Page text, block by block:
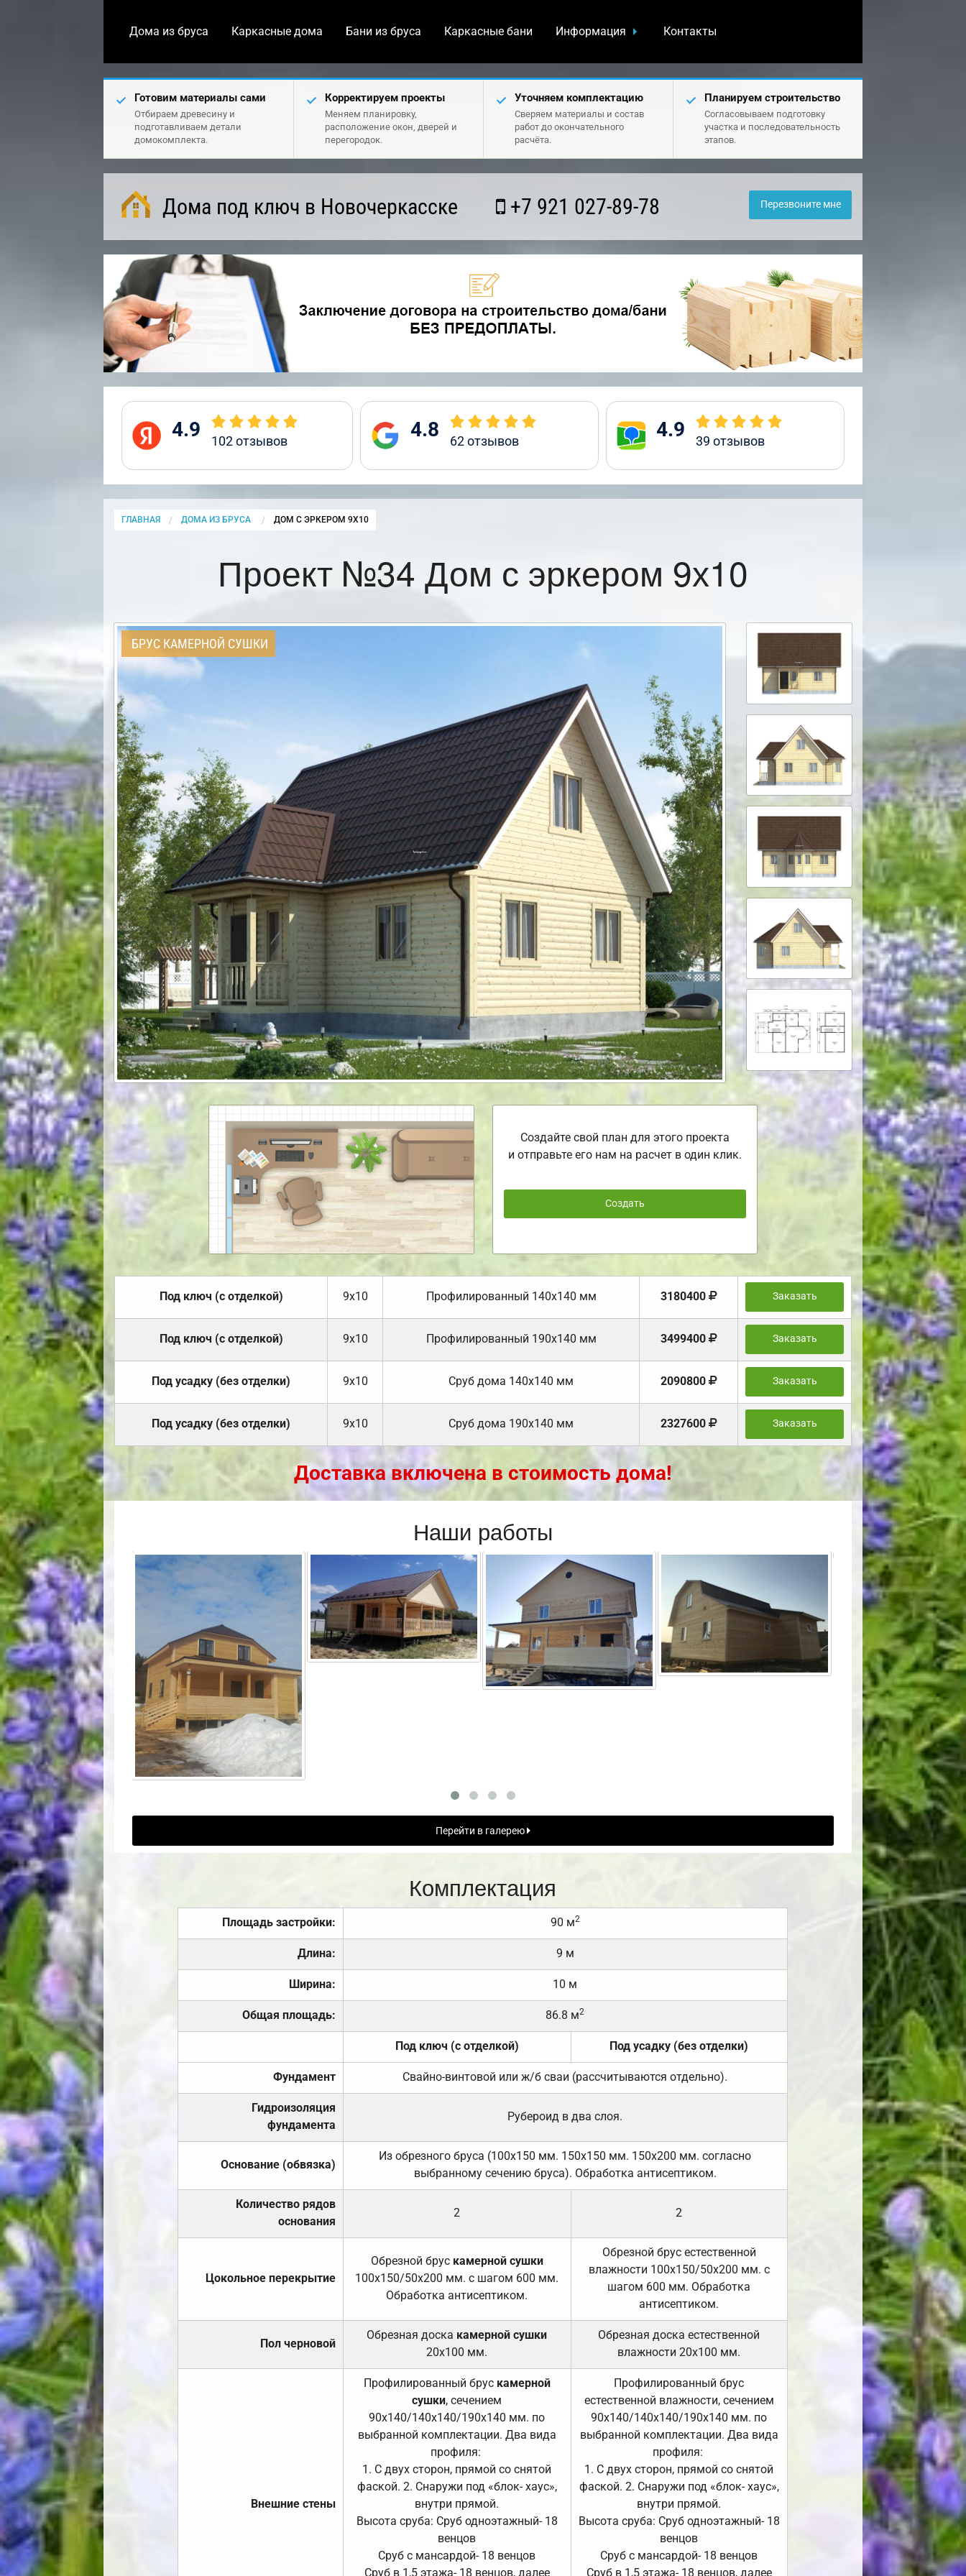
Дома из бруса Каркасные дома Бани из бруса Каркасные бани Информация Контакты
Готовим материалы сами
Отбираем древесину и
подготавливаем детали
домокомплекта.
Корректируем проекты
Меняем планировку,
расположение окон, дверей и
перегородок.
Уточняем комплектацию
Сверяем материалы и состав
работ до окончательного
расчёта.
Планируем строительство
Согласовываем подготовку
участка и последовательность
этапов.
Дома под ключ в Новочеркасске +7 921 027-89-78 Перезвоните мне
4.9 102отзывов 4.8 62отзывов 4.9 39 отзывов
ГЛАВНАЯ ДОМА ИЗ БРУСА CURRENT:
ДОМ С ЭРКЕРОМ 9Х10
Проект №34 Дом с эркером 9х10
БРУС КАМЕРНОЙ СУШКИ
Создайте свой план для этого проекта
и отправьте его нам на расчет в один клик.
Создать
Под ключ (с отделкой) 9х10 Профилированный 140х140 мм 3180400 Заказать
Под ключ (с отделкой) 9х10 Профилированный 190х140 мм 3499400 Заказать
Под усадку (без отделки) 9х10 Cруб дома 140х140 мм 2090800 Заказать
Под усадку (без отделки) 9х10 Cруб дома 190х140 мм 2327600 Заказать
Доставка включена в стоимость дома!
Наши работы
Перейти в галерею
Комплектация
Площадь застройки: 90 м2
Длина: 9 м
Ширина: 10 м
Общая площадь: 86.8 м2
Под ключ (с отделкой) Под усадку (без отделки)
Фундамент Свайно-винтовой или ж/б сваи (рассчитываются отдельно).
Гидроизоляция
фундамента
Рубероид в два слоя.
Основание (обвязка)
Из обрезного бруса (100х150 мм. 150х150 мм. 150х200 мм. согласно
выбранному сечению бруса). Обработка антисептиком.
Количество рядов
основания
2 2
Цокольное перекрытие
Обрезной брус камерной сушки
100х150/50х200 мм. с шагом 600 мм.
Обработка антисептиком.
Обрезной брус естественной
влажности 100х150/50х200 мм. с
шагом 600 мм. Обработка
антисептиком.
Пол черновой
Обрезная доска камерной сушки
20х100 мм.
Обрезная доска естественной
влажности 20х100 мм.
Внешние стены
Профилированный брус камерной
сушки, сечением
90х140/140х140/190х140 мм. по
выбранной комплектации. Два вида
профиля:
1. С двух сторон, прямой со снятой
фаской. 2. Снаружи под «блок- хаус»,
внутри прямой.
Высота сруба: Сруб одноэтажный- 18
венцов
Сруб с мансардой- 18 венцов
Сруб в 1,5 этажа- 18 венцов, далее
Профилированный брус
естественной влажности, сечением
90х140/140х140/190х140 мм. по
выбранной комплектации. Два вида
профиля:
1. С двух сторон, прямой со снятой
фаской. 2. Снаружи под «блок- хаус»,
внутри прямой.
Высота сруба: Сруб одноэтажный- 18
венцов
Сруб с мансардой- 18 венцов
Сруб в 1,5 этажа- 18 венцов, далее